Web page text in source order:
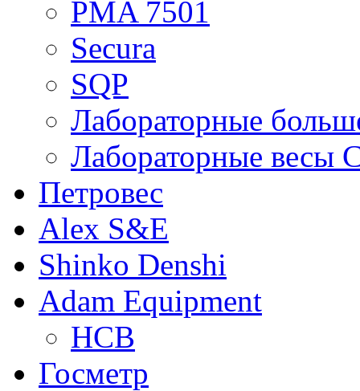
PMA 7501
Secura
SQP
Лабораторные
Лабораторные весы
Петровес
Alex S&E
Shinko Denshi
Adam Equipment
HCB
Госметр